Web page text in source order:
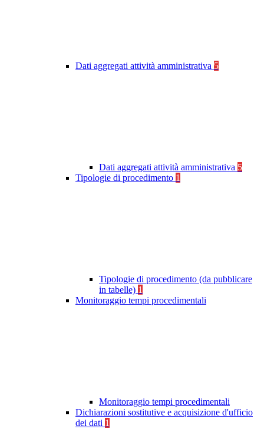
Dati aggregati attività amministrativa 5
Dati aggregati attività amministrativa 5
Tipologie di procedimento 1
Tipologie di procedimento (da pubblicare
in tabelle) 1
Monitoraggio tempi procedimentali
Monitoraggio tempi procedimentali
Dichiarazioni sostitutive e acquisizione d'ufficio
dei dati 1